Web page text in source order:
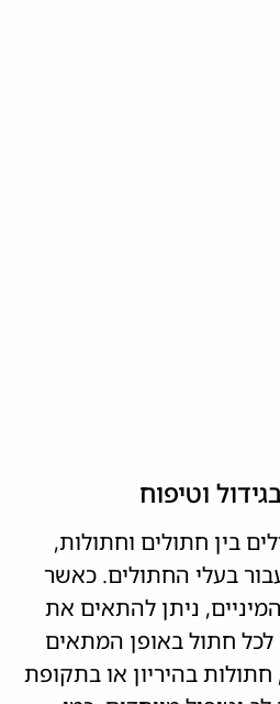
וטיפוח
בין חתולים וחתולות,
בעלי החתולים. כאשר
ניתן להתאים את
לכל חתול באופן המתאים
חתולות בהיריון או בתקופת